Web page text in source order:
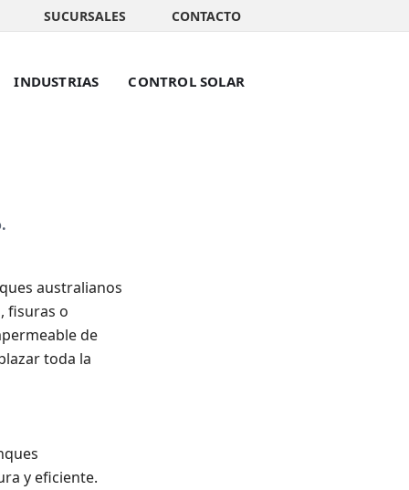
SUCURSALES CONTACTO
INDUSTRIAS CONTROL SOLAR
australianos
fisuras o
de
toda la
y eficiente.